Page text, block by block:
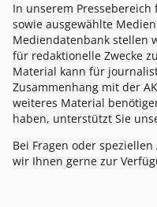
In unserem
sowie ausgewählte
Mediendatenbank stellen
für redaktionelle Zwecke
Material kann für
Zusammenhang mit der
weiteres Material
haben, unterstützt Sie
Bei Fragen oder
wir Ihnen gerne zur